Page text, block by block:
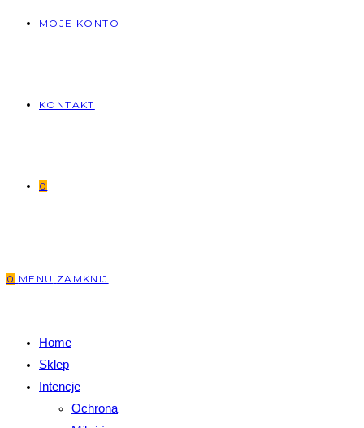
MOJE KONTO
KONTAKT
0
0 MENU ZAMKNIJ
Home
Sklep
Intencje
Ochrona